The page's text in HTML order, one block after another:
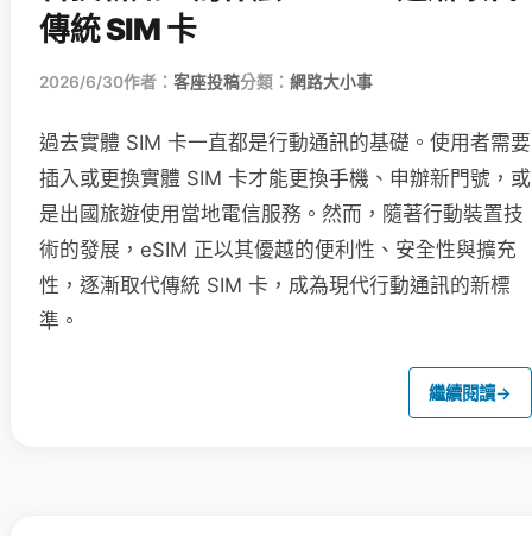
傳統 SIM 卡
2026/6/30作者： 客座投稿分類： 網路大小事
過去實體 SIM 卡一直都是行動通訊的基礎。使用者需要
插入或更換實體 SIM 卡才能更換手機、申辦新門號，或
是出國旅遊使用當地電信服務。然而，隨著行動裝置技
術的發展，eSIM 正以其優越的便利性、安全性與擴充
性，逐漸取代傳統 SIM 卡，成為現代行動通訊的新標
準。
繼續閱讀→